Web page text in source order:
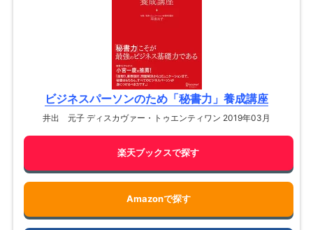
ビジネスパーソンのため「秘書力」養成講座
井出 元子 ディスカヴァー・トゥエンティワン 2019年03月
楽天ブックスで探す
Amazonで探す